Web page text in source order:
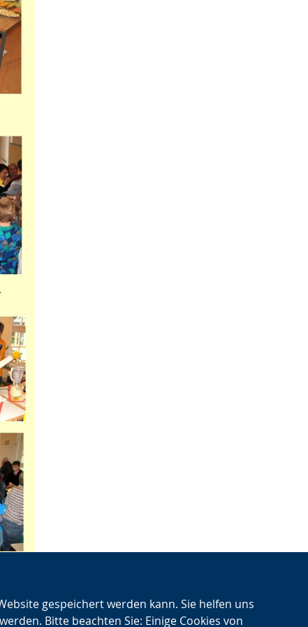
gespeichert werden kann. Sie helfen uns
Bitte beachten Sie: Einige Cookies von